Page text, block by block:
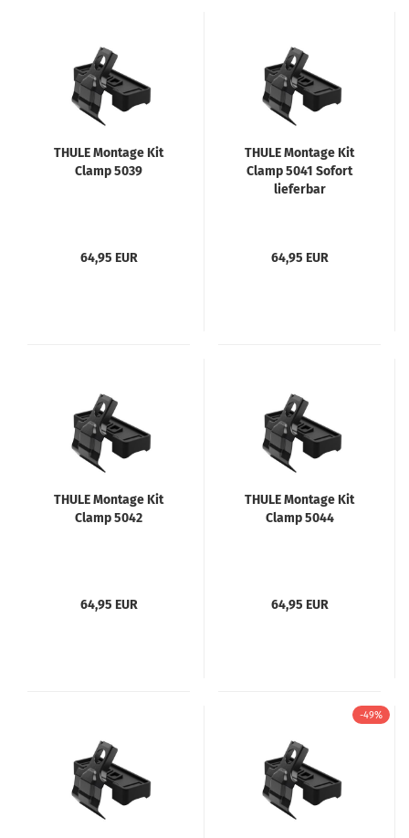
THULE Montage Kit
Clamp 5039
64,95 EUR
THULE Montage Kit
Clamp 5041 Sofort
lieferbar
64,95 EUR
THULE Montage Kit
Clamp 5042
64,95 EUR
THULE Montage Kit
Clamp 5044
64,95 EUR
-49%